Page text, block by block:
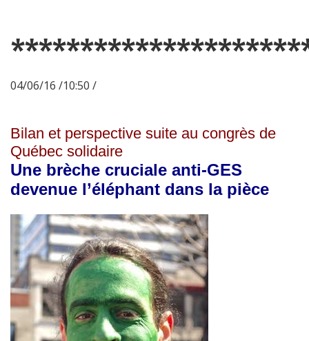
04/06/16 /10:50 /
Bilan et perspective suite au congrès de
Québec solidaire
Une brèche cruciale anti-GES
devenue l’éléphant dans la pièce